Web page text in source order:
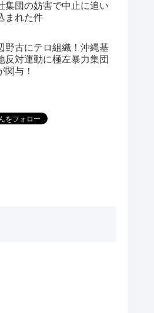
集団の妨害で中止に追い
まれた件
野古にテロ組織！沖縄基
反対運動に極左暴力集団
関与！